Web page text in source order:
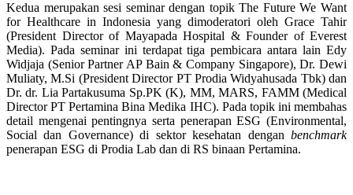
Kedua merupakan sesi seminar dengan topik The Future We Want
for Healthcare in Indonesia yang dimoderatori oleh Grace Tahir
(President Director of Mayapada Hospital & Founder of Everest
Media). Pada seminar ini terdapat tiga pembicara antara lain Edy
Widjaja (Senior Partner AP Bain & Company Singapore), Dr. Dewi
Muliaty, M.Si (President Director PT Prodia Widyahusada Tbk) dan
Dr. dr. Lia Partakusuma Sp.PK (K), MM, MARS, FAMM (Medical
Director PT Pertamina Bina Medika IHC). Pada topik ini membahas
detail mengenai pentingnya serta penerapan ESG (Environmental,
Social dan Governance) di sektor kesehatan dengan benchmark
penerapan ESG di Prodia Lab dan di RS binaan Pertamina.